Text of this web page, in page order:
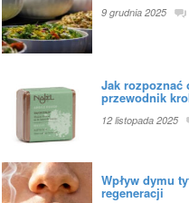
9 grudnia 2025
Jak rozpoznać
przewodnik
12 listopada 2025
Wpływ dymu
regeneracji